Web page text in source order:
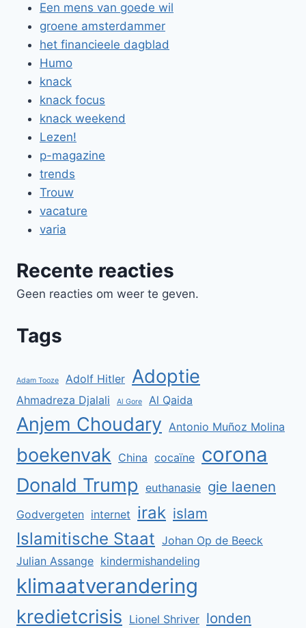
Een mens van goede wil
groene amsterdammer
het financieele dagblad
Humo
knack
knack focus
knack weekend
Lezen!
p-magazine
trends
Trouw
vacature
varia
Recente reacties
Geen reacties om weer te geven.
Tags
Adam Tooze Adolf Hitler Adoptie
Ahmadreza Djalali Al Gore Al Qaida
Anjem Choudary Antonio Muñoz Molina
boekenvak China cocaïne corona
Donald Trump euthanasie gie laenen
Godvergeten internet irak islam
Islamitische Staat Johan Op de Beeck
Julian Assange kindermishandeling
klimaatverandering
kredietcrisis Lionel Shriver londen